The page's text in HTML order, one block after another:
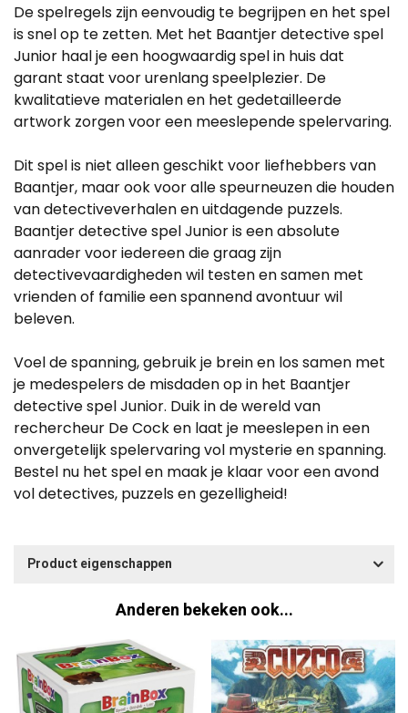
De spelregels zijn eenvoudig te begrijpen en het spel
is snel op te zetten. Met het Baantjer detective spel
Junior haal je een hoogwaardig spel in huis dat
garant staat voor urenlang speelplezier. De
kwalitatieve materialen en het gedetailleerde
artwork zorgen voor een meeslepende spelervaring.
Dit spel is niet alleen geschikt voor liefhebbers van
Baantjer, maar ook voor alle speurneuzen die houden
van detectiveverhalen en uitdagende puzzels.
Baantjer detective spel Junior is een absolute
aanrader voor iedereen die graag zijn
detectivevaardigheden wil testen en samen met
vrienden of familie een spannend avontuur wil
beleven.
Voel de spanning, gebruik je brein en los samen met
je medespelers de misdaden op in het Baantjer
detective spel Junior. Duik in de wereld van
rechercheur De Cock en laat je meeslepen in een
onvergetelijk spelervaring vol mysterie en spanning.
Bestel nu het spel en maak je klaar voor een avond
vol detectives, puzzels en gezelligheid!
Product eigenschappen
Anderen bekeken ook...